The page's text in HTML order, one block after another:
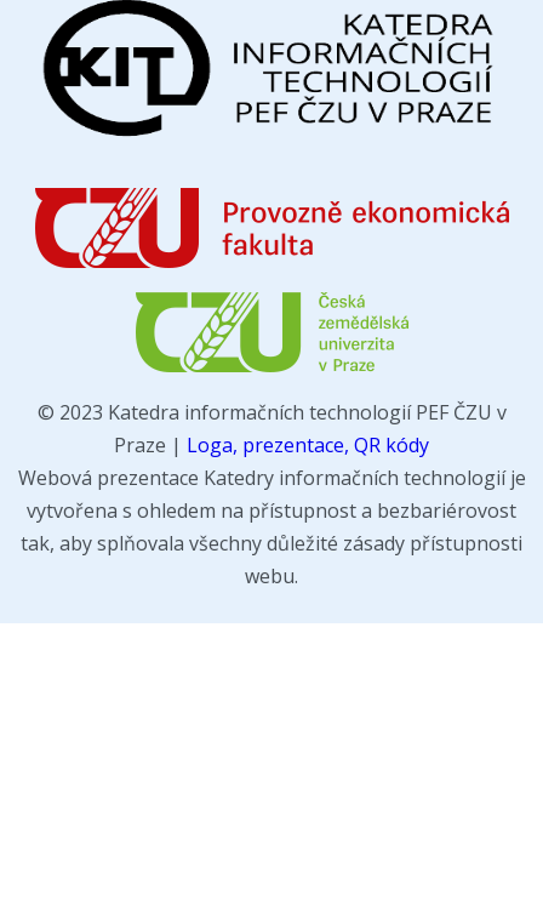
© 2023 Katedra informačních technologií PEF ČZU v
Praze | Loga, prezentace, QR kódy
Webová prezentace Katedry informačních technologií je
vytvořena s ohledem na přístupnost a bezbariérovost
tak, aby splňovala všechny důležité zásady přístupnosti
webu.